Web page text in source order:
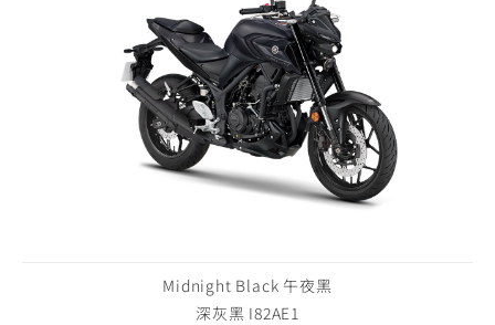
Midnight Black 午夜黑
深灰黑 I82AE1